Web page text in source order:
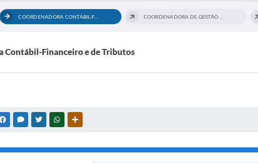
Contábil-Financeiro e de Tributos
FACEBOOKMESSENGER
TWITTERWHATSAPP